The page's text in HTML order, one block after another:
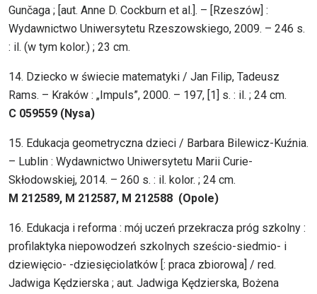
Gunčaga ; [aut. Anne D. Cockburn et al.]. – [Rzeszów] :
Wydawnictwo Uniwersytetu Rzeszowskiego, 2009. – 246 s.
: il. (w tym kolor.) ; 23 cm.
14. Dziecko w świecie matematyki / Jan Filip, Tadeusz
Rams. – Kraków : „Impuls”, 2000. – 197, [1] s. : il. ; 24 cm.
C 059559 (Nysa)
15. Edukacja geometryczna dzieci / Barbara Bilewicz-Kuźnia.
– Lublin : Wydawnictwo Uniwersytetu Marii Curie-
Skłodowskiej, 2014. – 260 s. : il. kolor. ; 24 cm.
M 212589, M 212587, M 212588 (Opole)
16. Edukacja i reforma : mój uczeń przekracza próg szkolny :
profilaktyka niepowodzeń szkolnych sześcio-siedmio- i
dziewięcio- -dziesięciolatków [: praca zbiorowa] / red.
Jadwiga Kędzierska ; aut. Jadwiga Kędzierska, Bożena